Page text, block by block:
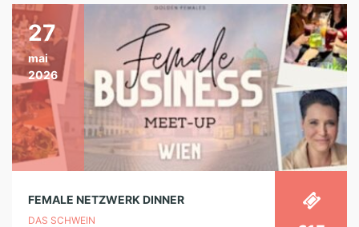
27
mai
2026
FEMALE NETZWERK DINNER
DAS SCHWEIN